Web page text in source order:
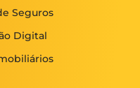
Seguros
Digital